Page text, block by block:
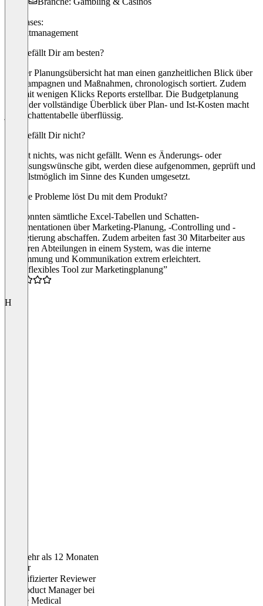
Use cases:
Projektmanagement
Was gefällt Dir am besten?
Mit der Planungsübersicht hat man einen ganzheitlichen Blick über
alle Kampagnen und Maßnahmen, chronologisch sortiert. Zudem
sind mit wenigen Klicks Reports erstellbar. Die Budgetplanung
sowie der vollständige Überblick über Plan- und Ist-Kosten macht
jede Schattentabelle überflüssig.
Was gefällt Dir nicht?
Es gibt nichts, was nicht gefällt. Wenn es Änderungs- oder
Anpassungswünsche gibt, werden diese aufgenommen, geprüft und
schnellstmöglich im Sinne des Kunden umgesetzt.
Welche Probleme löst Du mit dem Produkt?
Wir konnten sämtliche Excel-Tabellen und Schatten-
Dokumentationen über Marketing-Planung, -Controlling und -
Budgetierung abschaffen. Zudem arbeiten fast 30 Mitarbeiter aus
mehreren Abteilungen in einem System, was die interne
Abstimmung und Kommunikation extrem erleichtert.
“Sehr flexibles Tool zur Marketingplanung”
H
Vor mehr als 12 Monaten
Holger
Verifizierter Reviewer
Sr. Product Managerbei
Vyaire Medical